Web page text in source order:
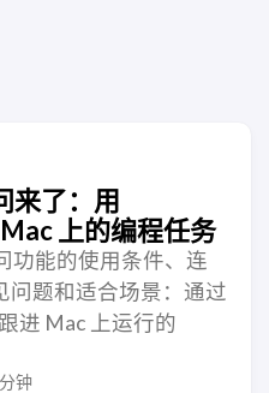
来了：用
上的编程任务
功能的使用条件、连
问题和适合场景：通过
进 Mac 上运行的
钟